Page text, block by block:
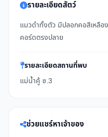
รายละเอียดสัตว์
แมวดำทั้งตัว มีปลอกคอสีเหลือ
คอร์ดตรงปลาย
รายละเอียดสถานที่พบ
แม่น้ำคู้ ซ.3
ช่วยแชร์หาเจ้าของ